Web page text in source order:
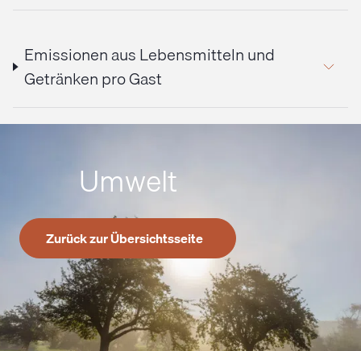
Emissionen aus Lebensmitteln und
Getränken pro Gast
Umwelt
Zurück zur Übersichtsseite